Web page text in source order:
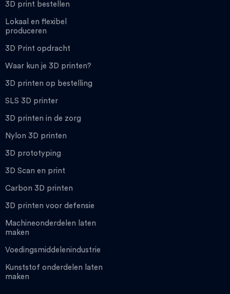
3D print bestellen
Lokaal en flexibel
produceren
3D Print opdracht
Waar kun je 3D printen?
3D printen op bestelling
SLS 3D printer
3D printen in de zorg
Nylon 3D printen
3D prototyping
3D Scan en print
Carbon 3D printen
3D printen voor defensie
Machineonderdelen laten
maken
Voedingsmiddelenindustrie
Kunststof onderdelen laten
maken